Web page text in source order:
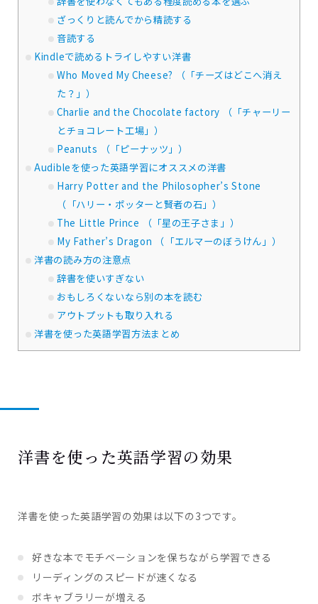
ざっくりと読んでから精読する
音読する
Kindleで読めるトライしやすい洋書
Who Moved My Cheese? （「チーズはどこへ消え
た？」）
Charlie and the Chocolate factory （「チャーリー
とチョコレート工場」）
Peanuts （「ピーナッツ」）
Audibleを使った英語学習にオススメの洋書
Harry Potter and the Philosopher’s Stone
（「ハリー・ポッターと賢者の石」）
The Little Prince （「星の王子さま」）
My Father’s Dragon （「エルマーのぼうけん」）
洋書の読み方の注意点
辞書を使いすぎない
おもしろくないなら別の本を読む
アウトプットも取り入れる
洋書を使った英語学習方法まとめ
洋書を使った英語学習の効果
洋書を使った英語学習の効果は以下の3つです。
好きな本でモチベーションを保ちながら学習できる
リーディングのスピードが速くなる
ボキャブラリーが増える